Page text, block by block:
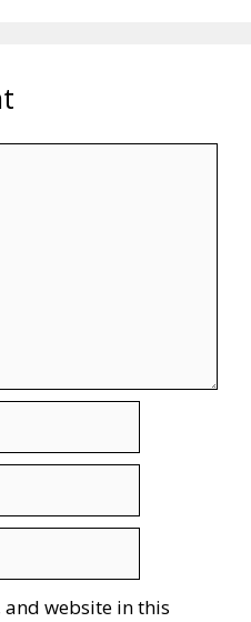
and website in this